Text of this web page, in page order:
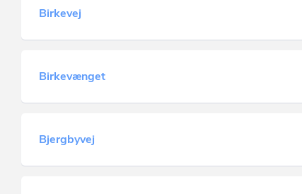
Birkevej
Birkevænget
Bjergbyvej